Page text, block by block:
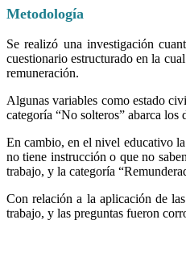
Metodología
Se realizó una investigación
cuestionario estructurado en la
remuneración.
Algunas variables como estado
categoría “No solteros” abarca
En cambio, en el nivel educativo
no tiene instrucción o que no
trabajo, y la categoría
Con relación a la aplicación de
trabajo, y las preguntas fueron